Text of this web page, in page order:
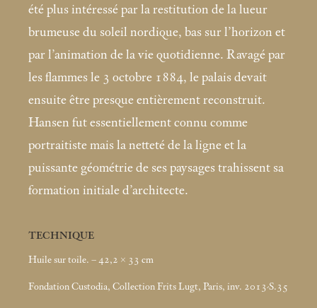
été plus intéressé par la restitution de la lueur
brumeuse du soleil nordique, bas sur l’horizon et
par l’animation de la vie quotidienne. Ravagé par
les flammes le 3 octobre 1884, le palais devait
ensuite être presque entièrement reconstruit.
Hansen fut essentiellement connu comme
portraitiste mais la netteté de la ligne et la
puissante géométrie de ses paysages trahissent sa
formation initiale d’architecte.
TECHNIQUE
Huile sur toile. – 42,2 × 33 cm
Fondation Custodia, Collection Frits Lugt, Paris, inv. 2013-S.35